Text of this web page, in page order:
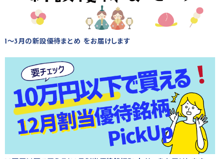
1～3月の新設優待まとめ をお届けします